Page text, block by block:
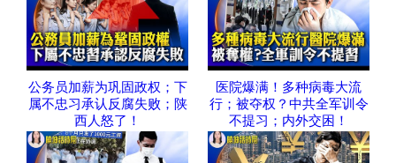
公务员加薪为巩固政权；下
属不忠习承认反腐失败；陕
西人怒了！
医院爆满！多种病毒大流
行；被夺权？中共全军训令
不提习；内外交困！